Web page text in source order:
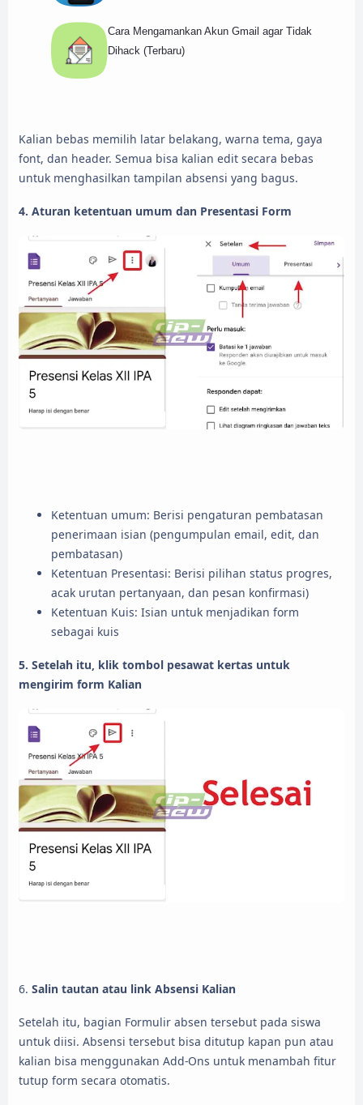
Cara Mengamankan Akun Gmail agar Tidak
Dihack (Terbaru)
Kalian bebas memilih latar belakang, warna tema, gaya
font, dan header. Semua bisa kalian edit secara bebas
untuk menghasilkan tampilan absensi yang bagus.
4. Aturan ketentuan umum dan Presentasi Form
Ketentuan umum: Berisi pengaturan pembatasan
penerimaan isian (pengumpulan email, edit, dan
pembatasan)
Ketentuan Presentasi: Berisi pilihan status progres,
acak urutan pertanyaan, dan pesan konfirmasi)
Ketentuan Kuis: Isian untuk menjadikan form
sebagai kuis
5. Setelah itu, klik tombol pesawat kertas untuk
mengirim form Kalian
6. Salin tautan atau link Absensi Kalian
Setelah itu, bagian Formulir absen tersebut pada siswa
untuk diisi. Absensi tersebut bisa ditutup kapan pun atau
kalian bisa menggunakan Add-Ons untuk menambah fitur
tutup form secara otomatis.